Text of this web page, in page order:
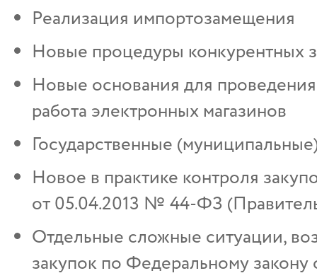
Реализация импортозамещения
Новые процедуры конкурентных
Новые основания для
работа электронных магазинов
Государственные
Новое в практике контроля
от 05.04.2013 № 44-ФЗ
Отдельные сложные ситуации,
закупок по Федеральному